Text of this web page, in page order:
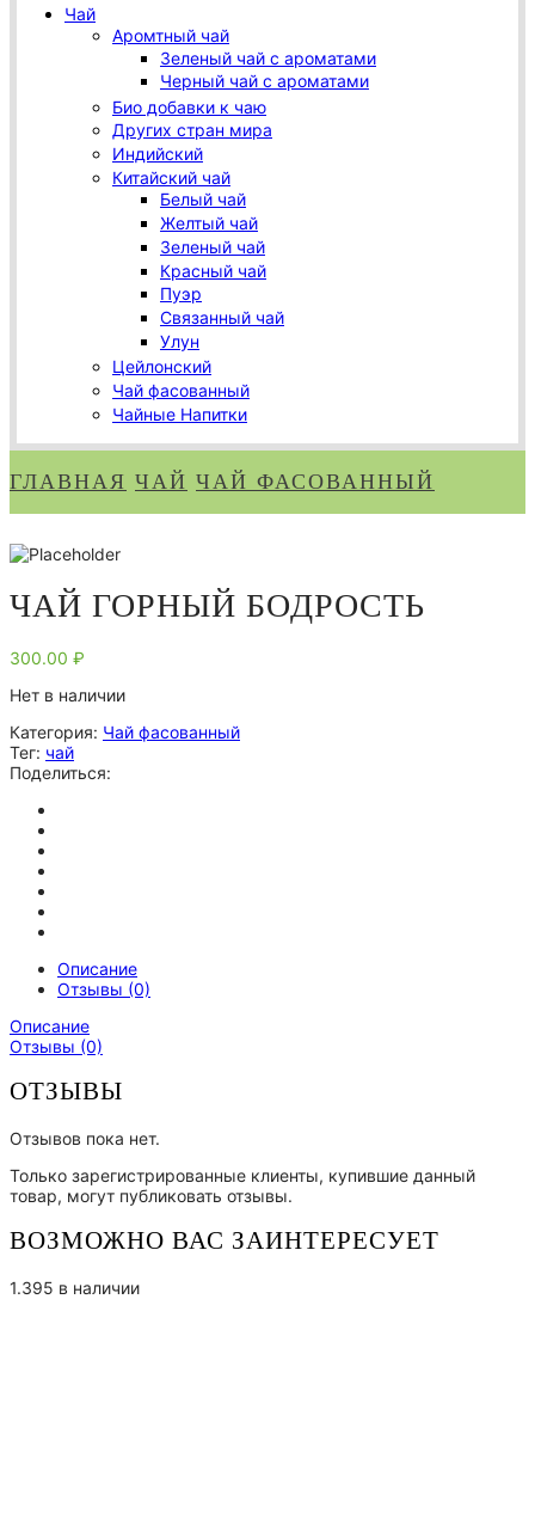
Чай
Аромтный чай
Зеленый чай с ароматами
Черный чай с ароматами
Био добавки к чаю
Других стран мира
Индийский
Китайский чай
Белый чай
Желтый чай
Зеленый чай
Красный чай
Пуэр
Связанный чай
Улун
Цейлонский
Чай фасованный
Чайные Напитки
ГЛАВНАЯ ЧАЙ ЧАЙ ФАСОВАННЫЙ
ЧАЙ ГОРНЫЙ БОДРОСТЬ
300.00 ₽
Нет в наличии
Категория: Чай фасованный
Тег: чай
Поделиться:
Описание
Отзывы (0)
Описание
Отзывы (0)
ОТЗЫВЫ
Отзывов пока нет.
Только зарегистрированные клиенты, купившие данный
товар, могут публиковать отзывы.
ВОЗМОЖНО ВАС ЗАИНТЕРЕСУЕТ
1.395 в наличии